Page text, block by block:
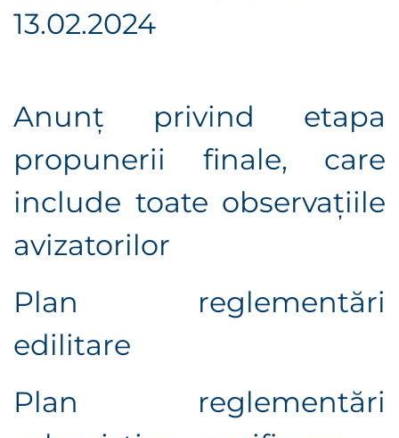
13.02.2024
Anunț privind etapa
propunerii finale, care
include toate observaţiile
avizatorilor
Plan reglementări
edilitare
Plan reglementări